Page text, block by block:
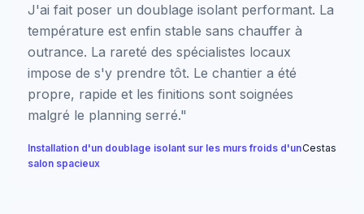
J'ai fait poser un doublage isolant performant. La
température est enfin stable sans chauffer à
outrance. La rareté des spécialistes locaux
impose de s'y prendre tôt. Le chantier a été
propre, rapide et les finitions sont soignées
malgré le planning serré."
Installation d'un doublage isolant sur les murs froids d'un
salon spacieux
Cestas